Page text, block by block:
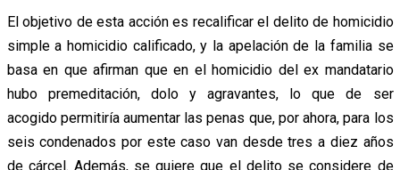
El objetivo de esta acción es recalificar el delito de homicidio
simple a homicidio calificado, y la apelación de la familia se
basa en que afirman que en el homicidio del ex mandatario
hubo premeditación, dolo y agravantes, lo que de ser
acogido permitiría aumentar las penas que, por ahora, para los
seis condenados por este caso van desde tres a diez años
de cárcel. Además, se quiere que el delito se considere de